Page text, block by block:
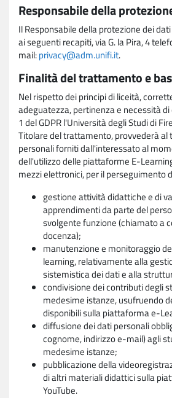
Responsabile della
Il Responsabile della protezione dei
ai seguenti recapiti, via G. la Pira, 4
mail:privacy@adm.unifi.it.
Finalità del trattamento e
Nel rispetto dei principi di liceità,
adeguatezza, pertinenza e necessità
1 del GDPR l'Università degli Studi di
Titolare del trattamento, provvederà
personali forniti dall'interessato al
dell'utilizzo delle piattaforme E-
mezzi elettronici, per il perseguimento
gestione attività didattiche e di
apprendimenti da parte del
svolgente funzione (chiamato a
docenza);
manutenzione e monitoraggio
learning, relativamente alla
sistemistica dei dati e alla
condivisione dei contributi degli
medesime istanze, usufruendo
disponibili sulla piattaforma e-
diffusione dei dati personali
cognome, indirizzo e-mail) agli
medesime istanze;
pubblicazione della
di altri materiali didattici sulla
YouTube.